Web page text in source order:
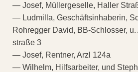
— Josef, Müllergeselle, Haller
— Ludmilla, Geschäftsinhaberin,
Rohregger David, BB-Schlosser,
straße 3
— Josef, Rentner, Arzl 124a
— Wilhelm, Hilfsarbeiter, und